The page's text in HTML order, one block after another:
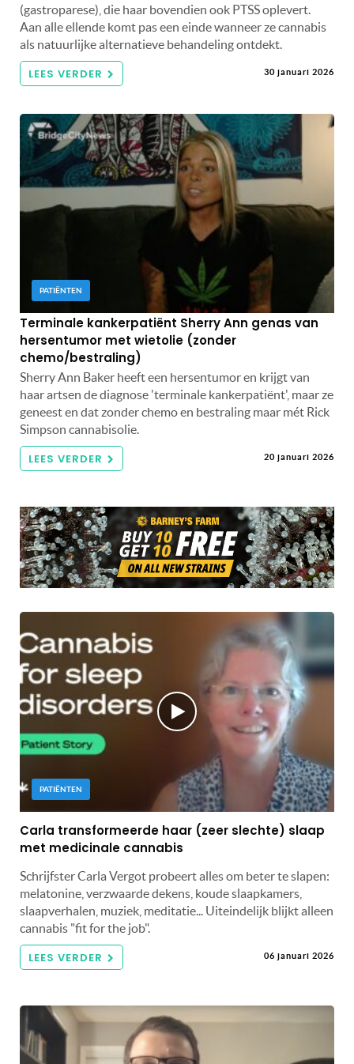
(gastroparese), die haar bovendien ook PTSS oplevert.
Aan alle ellende komt pas een einde wanneer ze cannabis
als natuurlijke alternatieve behandeling ontdekt.
LEES VERDER 30 januari 2026
PATIËNTEN
Terminale kankerpatiënt Sherry Ann genas van
hersentumor met wietolie (zonder
chemo/bestraling)
Sherry Ann Baker heeft een hersentumor en krijgt van
haar artsen de diagnose 'terminale kankerpatiënt', maar ze
geneest en dat zonder chemo en bestraling maar mét Rick
Simpson cannabisolie.
LEES VERDER 20 januari 2026
PATIËNTEN
Carla transformeerde haar (zeer slechte) slaap
met medicinale cannabis
Schrijfster Carla Vergot probeert alles om beter te slapen:
melatonine, verzwaarde dekens, koude slaapkamers,
slaapverhalen, muziek, meditatie... Uiteindelijk blijkt alleen
cannabis "fit for the job".
LEES VERDER 06 januari 2026